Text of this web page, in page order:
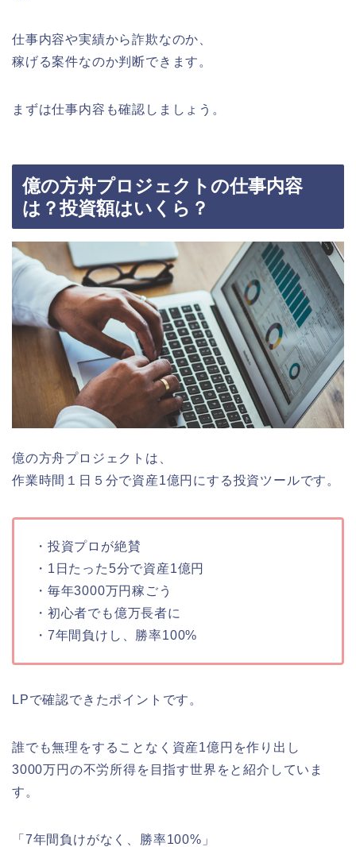
仕事内容や実績から詐欺なのか、
稼げる案件なのか判断できます。
まずは仕事内容も確認しましょう。
億の方舟プロジェクトの仕事内容
は？投資額はいくら？
億の方舟プロジェクトは、
作業時間１日５分で資産1億円にする投資ツールです。
・投資プロが絶賛
・1日たった5分で資産1億円
・毎年3000万円稼ごう
・初心者でも億万長者に
・7年間負けし、勝率100%
LPで確認できたポイントです。
誰でも無理をすることなく資産1億円を作り出し
3000万円の不労所得を目指す世界をと紹介していま
す。
「7年間負けがなく、勝率100%」